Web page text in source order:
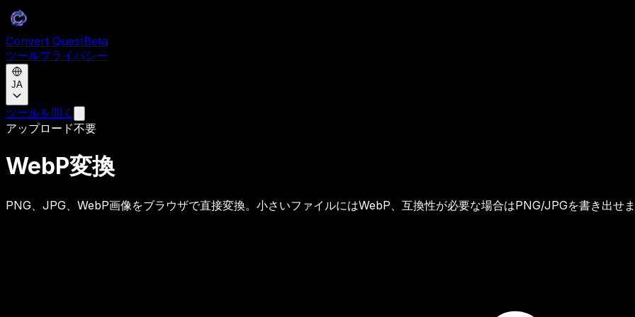
Convert QuestBeta
ツールプライバシー
JA
ツールを開く
アップロード不要
WebP変換
PNG、JPG、WebP画像をブラウザで直接変換。小さいファイルにはWebP、互換性が必要な場合はPNG/JPGを書き出せ